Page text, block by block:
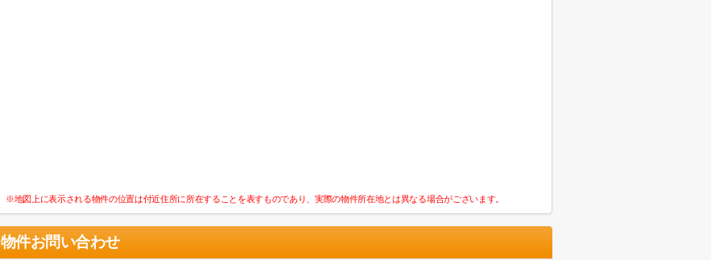
※地図上に表示される物件の位置は付近住所に所在することを表すものであり、実際の物件所在地とは異なる場合がございます。
物件お問い合わせ